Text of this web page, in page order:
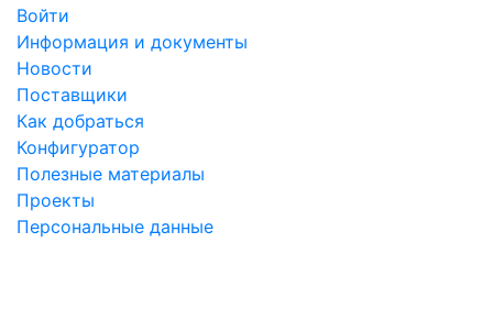
Войти
Информация и документы
Новости
Поставщики
Как добраться
Конфигуратор
Полезные материалы
Проекты
Персональные данные